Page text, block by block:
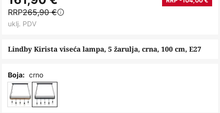
the
beginning
the
gallery
Lindby Kirista viseća lampa, 5 žarulja, crna, 100 cm, E27
RRP265,90 €
uklj. PDV
Boja: crno